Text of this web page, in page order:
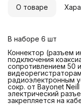
О товаре
В наборе 6 шт
Коннектор (разъем
подключения
сопротивлением 50
радиоэлектронным
сокр. от Bayonet
электрический
закрепляется на